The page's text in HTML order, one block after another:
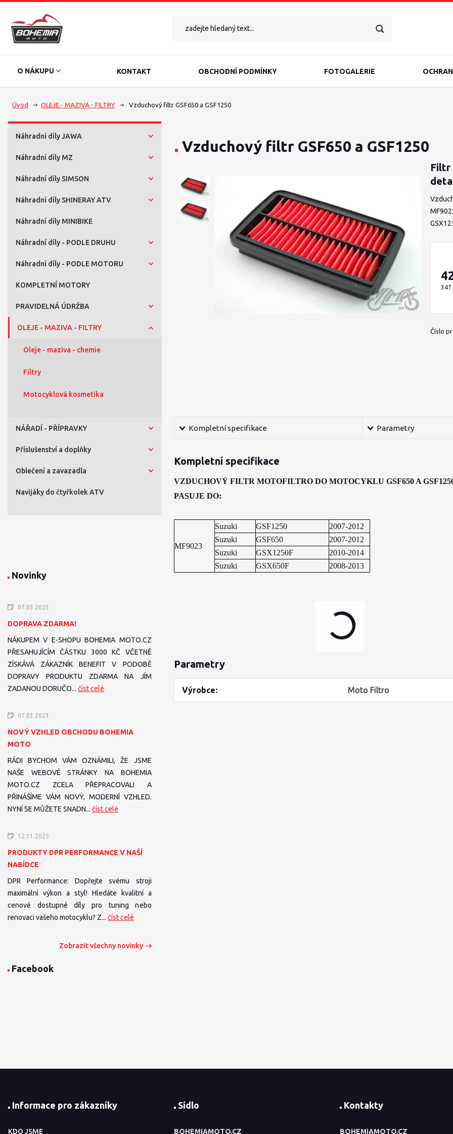
O NÁKUPU KONTAKT OBCHODNÍ PODMÍNKY FOTOGALERIE
Úvod OLEJE - MAZIVA - FILTRY Vzduchový filtr GSF650 a GSF1250
Náhradní díly JAWA
Náhradní díly MZ
Náhradní díly SIMSON
Náhradní díly SHINERAY ATV
Náhradní díly MINIBIKE
Náhradní díly - PODLE DRUHU
Náhradní díly - PODLE MOTORU
KOMPLETNÍ MOTORY
PRAVIDELNÁ ÚDRŽBA
OLEJE - MAZIVA - FILTRY
Oleje - maziva - chemie
Filtry
Motocyklová kosmetika
NÁŘADÍ - PŘÍPRAVKY
Příslušenství a doplňky
Oblečení a zavazadla
Navijáky do čtyřkolek ATV
Novinky
07.03.2023
DOPRAVA ZDARMA!
NÁKUPEM V E-SHOPU BOHEMIA MOTO.CZ
PŘESAHUJÍCÍM ČÁSTKU 3000 KČ VČETNĚ
ZÍSKÁVÁ ZÁKAZNÍK BENEFIT V PODOBĚ
DOPRAVY PRODUKTU ZDARMA NA JÍM
ZADANOU DORUČO... číst celé
07.03.2023
NOVÝ VZHLED OBCHODU BOHEMIA
MOTO
RÁDI BYCHOM VÁM OZNÁMILI, ŽE JSME
NAŠE WEBOVÉ STRÁNKY NA BOHEMIA
MOTO.CZ ZCELA PŘEPRACOVALI A
PŘINÁŠÍME VÁM NOVÝ, MODERNÍ VZHLED.
NYNÍ SE MŮŽETE SNADN... číst celé
12.11.2025
PRODUKTY DPR PERFORMANCE V NAŠÍ
NABÍDCE
DPR Performance: Dopřejte svému stroji
maximální výkon a styl! Hledáte kvalitní a
cenově dostupné díly pro tuning nebo
renovaci vašeho motocyklu? Z... číst celé
Zobrazit všechny novinky
Facebook
Vzduchový filtr GSF650 a GSF1250
Filtr
347
Číslo
Kompletní specifikace Parametry
Kompletní specifikace
VZDUCHOVÝ FILTR MOTOFILTRO DO MOTOCYKLU GSF650 A
PASUJE DO:
MF9023
Suzuki GSF1250
2007-2012
Suzuki
GSF650
2007-2012
Suzuki
GSX1250F
2010-2014
Suzuki
GSX650F 2008-2013
Parametry
Výrobce Moto Filtro
Informace pro zákazníky
KDO JSME
Sídlo
BOHEMIAMOTO.CZ
Kontakty
BOHEMIAMOTO.CZ